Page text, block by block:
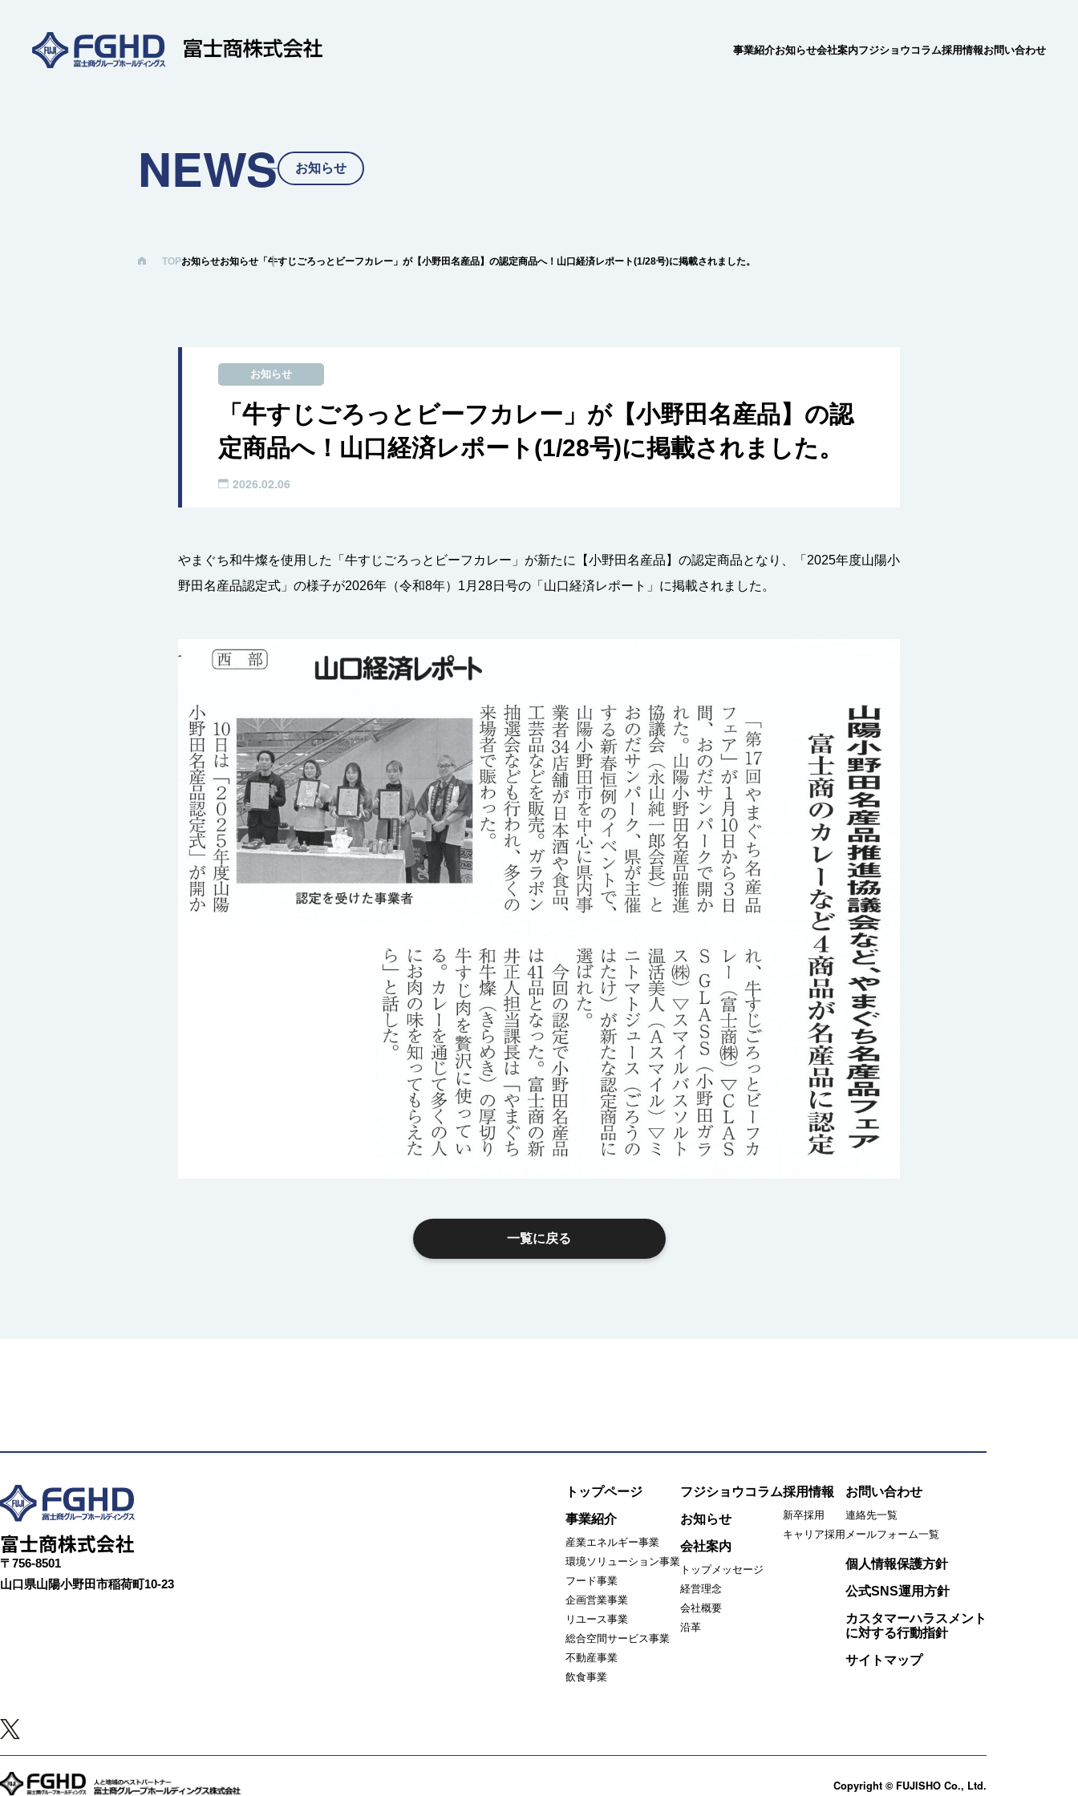
事業紹介お知らせ会社案内フジショウコラム採用情報お問い合わせ
NEWS お知らせ
TOPお知らせお知らせ 「牛すじごろっとビーフカレー」が【小野田名産品】の認定商品へ！山口経済レポート(1/28号)に掲載されました。
お知らせ
「牛すじごろっとビーフカレー」が【小野田名産品】の認
定商品へ！山口経済レポート(1/28号)に掲載されました。
2026.02.06
やまぐち和牛燦を使用した「牛すじごろっとビーフカレー」が新たに【小野田名産品】の認定商品となり、「2025年度山陽小
野田名産品認定式」の様子が2026年（令和8年）1月28日号の「山口経済レポート」に掲載されました。
一覧に戻る
〒756-8501
山口県山陽小野田市稲荷町10-23
トップページ
事業紹介
産業エネルギー事業
環境ソリューション事業
フード事業
企画営業事業
リユース事業
総合空間サービス事業
不動産事業
飲食事業
フジショウコラム
お知らせ
会社案内
トップメッセージ
経営理念
会社概要
沿革
採用情報
新卒採用
キャリア採用
お問い合わせ
連絡先一覧
メールフォーム一覧
個人情報保護方針
公式SNS運用方針
カスタマーハラスメント
に対する行動指針
サイトマップ
Copyright © FUJISHO Co., Ltd.